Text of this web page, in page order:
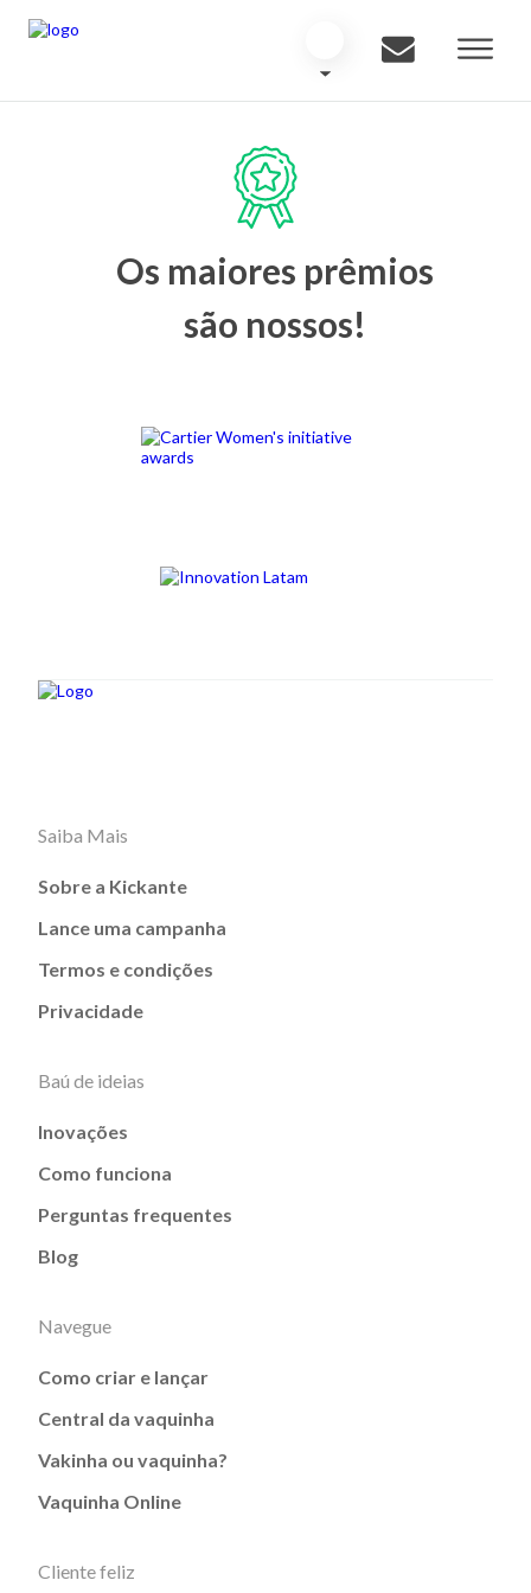
Os maiores prêmios
são nossos!
Saiba Mais
Sobre a Kickante
Lance uma campanha
Termos e condições
Privacidade
Baú de ideias
Inovações
Como funciona
Perguntas frequentes
Blog
Navegue
Como criar e lançar
Central da vaquinha
Vakinha ou vaquinha?
Vaquinha Online
Cliente feliz